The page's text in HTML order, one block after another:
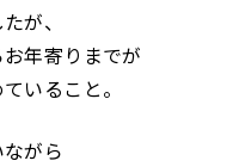
が、
年寄りまでが
いること。
がら